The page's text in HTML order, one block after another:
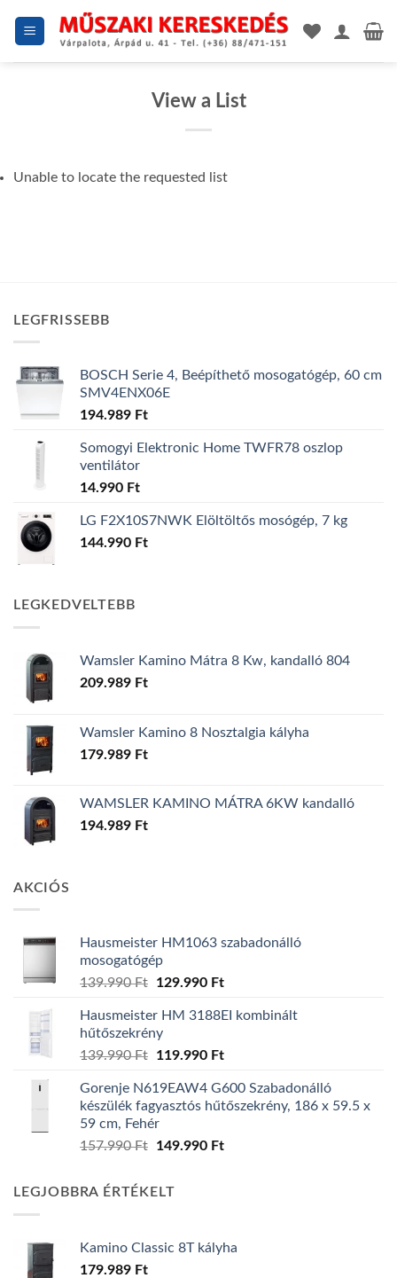
View a List
Unable to locate the requested list
LEGFRISSEBB
BOSCH Serie 4, Beépíthető mosogatógép, 60 cm
SMV4ENX06E
194.989 Ft
Somogyi Elektronic Home TWFR78 oszlop
ventilátor
14.990 Ft
LG F2X10S7NWK Elöltöltős mosógép, 7 kg
144.990 Ft
LEGKEDVELTEBB
Wamsler Kamino Mátra 8 Kw, kandalló 804
209.989 Ft
Wamsler Kamino 8 Nosztalgia kályha
179.989 Ft
WAMSLER KAMINO MÁTRA 6KW kandalló
194.989 Ft
AKCIÓS
Hausmeister HM1063 szabadonálló
mosogatógép
139.990Ft
Original
was:
139.990 Ft.
129.990 FtCurrent
is:
Hausmeister HM 3188EI kombinált
hűtőszekrény
139.990Ft
Original
was:
139.990 Ft.
119.990 FtCurrent
is:
119.990 Ft.
Gorenje N619EAW4 G600 Szabadonálló
készülék fagyasztós hűtőszekrény, 186 x 59.5 x
59 cm, Fehér
157.990Ft
Original
157.990 Ft.
149.990 FtCurrent
LEGJOBBRA ÉRTÉKELT
Kamino Classic 8T kályha
179.989 Ft